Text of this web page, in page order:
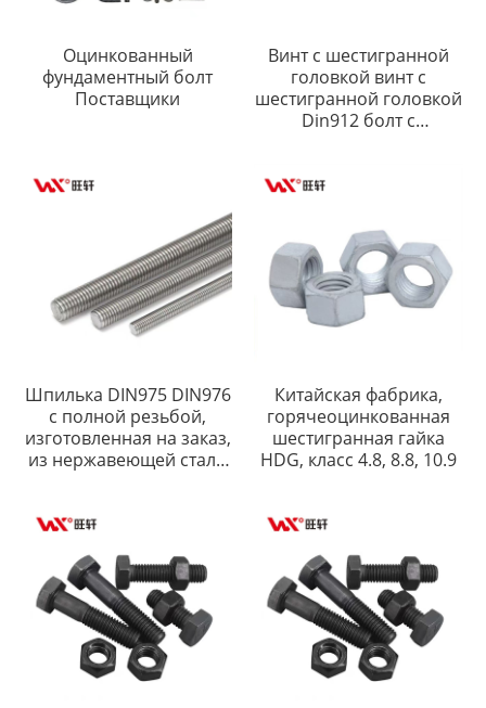
Оцинкованный
фундаментный болт
Поставщики
Винт с шестигранной
головкой винт с
шестигранной головкой
Din912 болт с
Шпилька DIN975 DIN976
с полной резьбой,
изготовленная на заказ,
из нержавеющей стали
Китайская фабрика,
горячеоцинкованная
шестигранная гайка
HDG, класс 4.8, 8.8, 10.9